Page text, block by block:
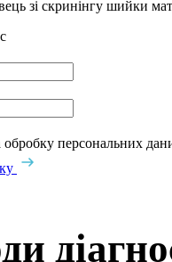
зі скринінгу шийки
персональних